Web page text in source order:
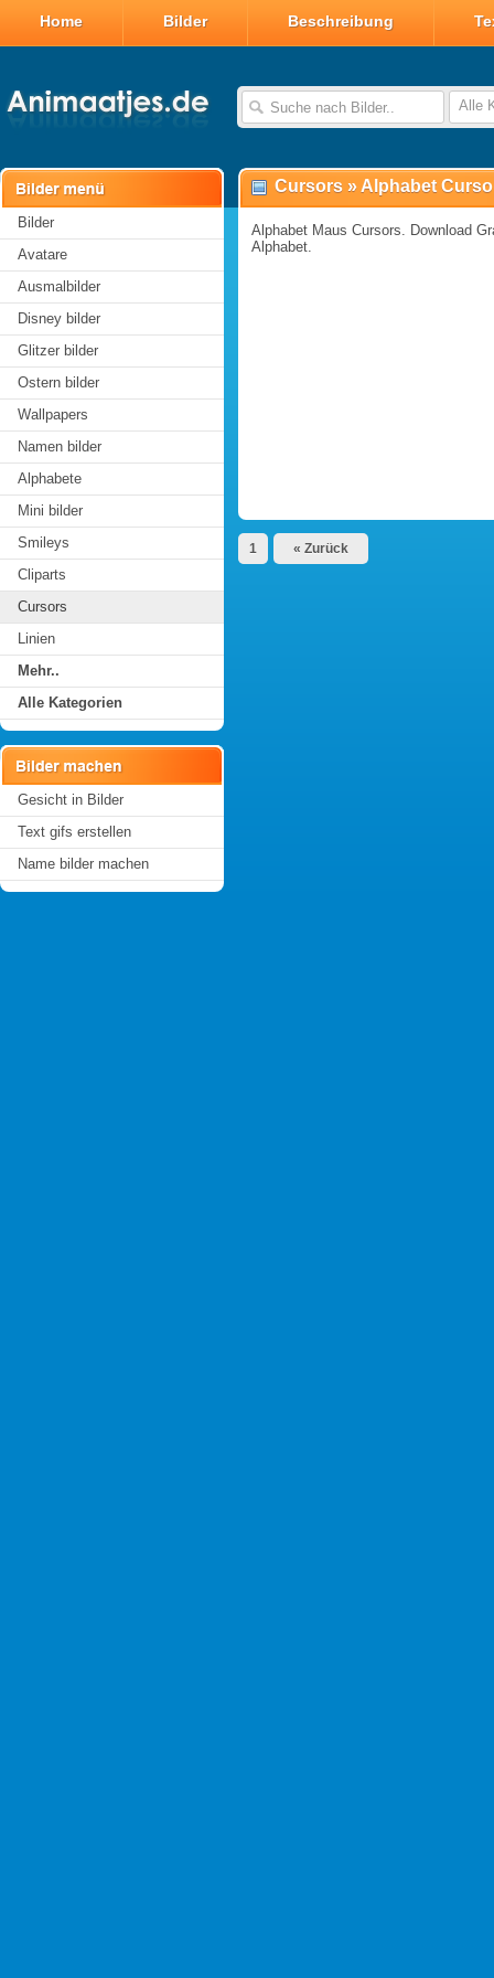
Home Bilder Beschreibung
Alle
Bilder
Avatare
Ausmalbilder
Disney bilder
Glitzer bilder
Ostern bilder
Wallpapers
Namen bilder
Alphabete
Mini bilder
Smileys
Cliparts
Cursors
Linien
Mehr..
Alle Kategorien
Gesicht in Bilder
Text gifs erstellen
Name bilder machen
Cursors » Alphabet
Alphabet Maus Cursors. Download
Alphabet.
1 « Zurück